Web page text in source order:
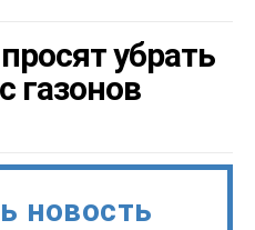
убрать
газонов
новость